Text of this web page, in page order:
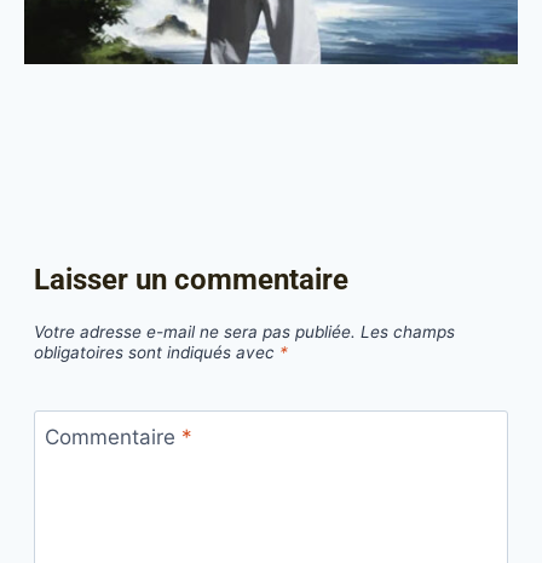
Laisser un commentaire
Votre adresse e-mail ne sera pas publiée. Les champs
obligatoires sont indiqués avec *
Commentaire *